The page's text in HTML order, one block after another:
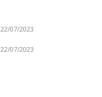
22/07/2023
22/07/2023